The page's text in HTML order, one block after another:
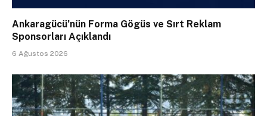
Ankaragücü’nün Forma Gögüs ve Sırt Reklam
Sponsorları Açıklandı
6 Ağustos 2026